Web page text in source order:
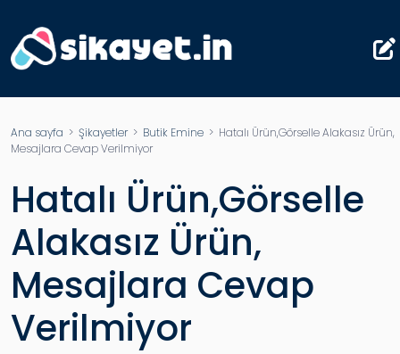
Ana sayfa > Şikayetler> Butik Emine > Hatalı Ürün,Görselle Alakasız Ürün,
Mesajlara Cevap Verilmiyor
Hatalı Ürün,Görselle
Alakasız Ürün,
Mesajlara Cevap
Verilmiyor